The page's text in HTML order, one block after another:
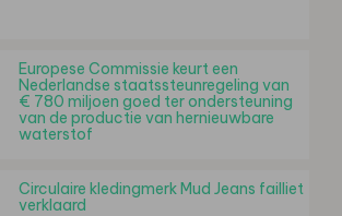
Europese Commissie keurt een
Nederlandse staatssteunregeling van
€ 780 miljoen goed ter ondersteuning
van de productie van hernieuwbare
waterstof
Circulaire kledingmerk Mud Jeans failliet
verklaard